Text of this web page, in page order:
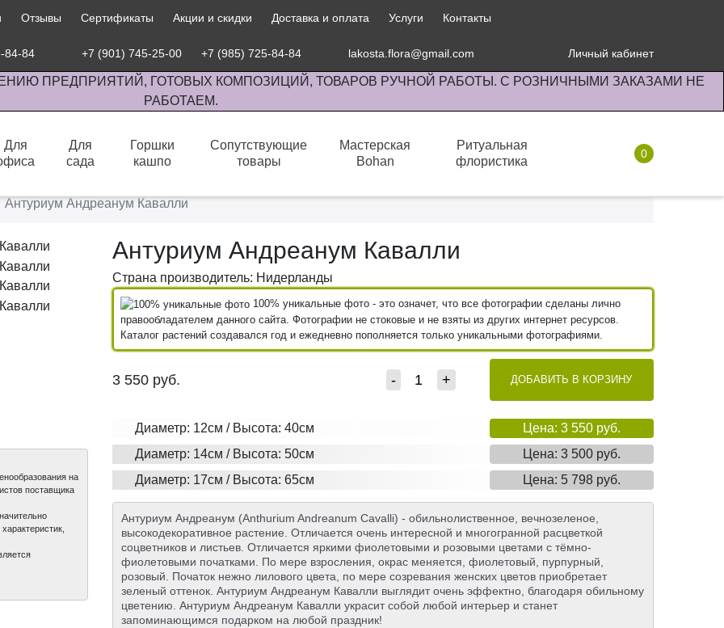
Отзывы Сертификаты Акции и скидки Доставка и оплата Услуги Контакты
84-84 +7 (901) 745-25-00 +7 (985) 725-84-84 lakosta.flora@gmail.com Личный кабинет
ПРЕДПРИЯТИЙ, ГОТОВЫХ КОМПОЗИЦИЙ, ТОВАРОВ РУЧНОЙ РАБОТЫ. С РОЗНИЧНЫМИ ЗАКАЗАМИ НЕ
РАБОТАЕМ.
Для
Для
сада
Горшки
кашпо
Сопутствующие
товары
Мастерская
Bohan
Ритуальная
флористика
0
Антуриум Андреанум Кавалли
на
поставщика
Антуриум Андреанум Кавалли
Страна производитель: Нидерланды
100% уникальные фото - это означет, что все фотографии сделаны лично
правообладателем данного сайта. Фотографии не стоковые и не взяты из других интернет ресурсов.
Каталог растений создавался год и ежедневно пополняется только уникальными фотографиями.
3 550 руб. - + ДОБАВИТЬ В КОРЗИНУ
Диаметр: 12см / Высота: 40см
Цена: 3 550 руб.
Диаметр: 14см / Высота: 50см
Цена: 3 500 руб.
Диаметр: 17см / Высота: 65см
Цена: 5 798 руб.
Антуриум Андреанум (Anthurium Andreanum Cavalli) - обильнолиственное, вечнозеленое,
высокодекоративное растение. Отличается очень интересной и многогранной расцветкой
соцветников и листьев. Отличается яркими фиолетовыми и розовыми цветами с тёмно-
фиолетовыми початками. По мере взросления, окрас меняется, фиолетовый, пурпурный,
розовый. Початок нежно лилового цвета, по мере созревания женских цветов приобретает
зеленый оттенок. Антуриум Андреанум Кавалли выглядит очень эффектно, благодаря обильному
цветению. Антуриум Андреанум Кавалли украсит собой любой интерьер и станет
запоминающимся подарком на любой праздник!